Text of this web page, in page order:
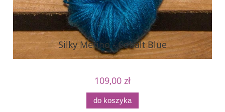
Silky Merino - Cobalt Blue
109,00 zł
do koszyka